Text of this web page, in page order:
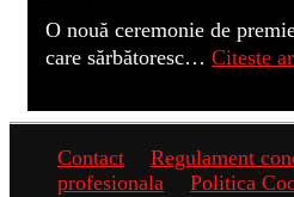
O nouă ceremonie de
care sărbătoresc… Citeste
Contact Regulament
profesionala
Politica